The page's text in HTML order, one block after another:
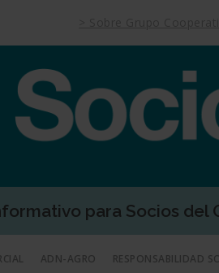
para Socios del
ADN-AGRO RESPONSABILIDAD